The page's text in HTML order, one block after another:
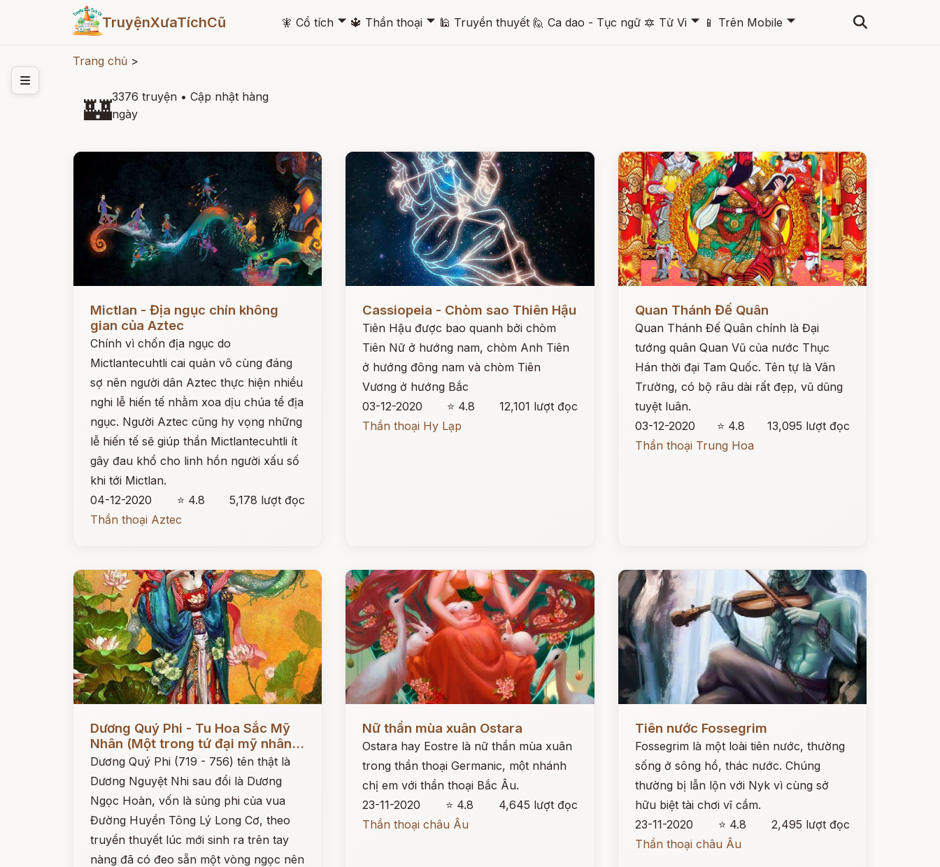
TruyệnXưaTíchCũ 🧚 Cổ tích 🞃 🔱 Thần thoại 🞃 🕌 Truyền thuyết 🙋 Ca dao - Tục ngữ 🔯 Tử Vi 🞃 📱 Trên Mobile 🞃
Trang chủ >
🏰3376 truyện • Cập nhật hàng
ngày
Mictlan - Địa ngục chín không
gian của Aztec
Chính vì chốn địa ngục do
Mictlantecuhtli cai quản vô cùng đáng
sợ nên người dân Aztec thực hiện nhiều
nghi lễ hiến tế nhằm xoa dịu chúa tể địa
ngục. Người Aztec cũng hy vọng những
lễ hiến tế sẽ giúp thần Mictlantecuhtli ít
gây đau khổ cho linh hồn người xấu số
khi tới Mictlan.
04-12-2020
⭐ 4.8
5,178 lượt đọc
Thần thoại Aztec
Cassiopeia - Chòm sao Thiên Hậu
Tiên Hậu được bao quanh bởi chòm
Tiên Nữ ở hướng nam, chòm Anh Tiên
ở hướng đông nam và chòm Tiên
Vương ở hướng Bắc
03-12-2020
⭐ 4.8
12,101 lượt đọc
Thần thoại Hy Lạp
Quan Thánh Đế Quân
Quan Thánh Đế Quân chính là Đại
tướng quân Quan Vũ của nước Thục
Hán thời đại Tam Quốc. Tên tự là Vân
Trường, có bộ râu dài rất đẹp, vũ dũng
tuyệt luân.
03-12-2020
⭐ 4.8
13,095 lượt đọc
Thần thoại Trung Hoa
Dương Quý Phi - Tu Hoa Sắc Mỹ
Nhân (Một trong tứ đại mỹ nhân...
Dương Quý Phi (719 - 756) tên thật là
Dương Nguyệt Nhi sau đổi là Dương
Ngọc Hoàn, vốn là sủng phi của vua
Đường Huyền Tông Lý Long Cơ, theo
truyền thuyết lúc mới sinh ra trên tay
nàng đã có đeo sẵn một vòng ngọc nên
Nữ thần mùa xuân Ostara
Ostara hay Eostre là nữ thần mùa xuân
trong thần thoại Germanic, một nhánh
chị em với thần thoại Bắc Âu.
23-11-2020
⭐ 4.8
4,645 lượt đọc
Thần thoại châu Âu
Tiên nước Fossegrim
Fossegrim là một loài tiên nước, thường
sống ở sông hồ, thác nước. Chúng
thường bị lẫn lộn với Nyk vì cùng sở
hữu biệt tài chơi vĩ cầm.
23-11-2020
⭐ 4.8
2,495 lượt đọc
Thần thoại châu Âu